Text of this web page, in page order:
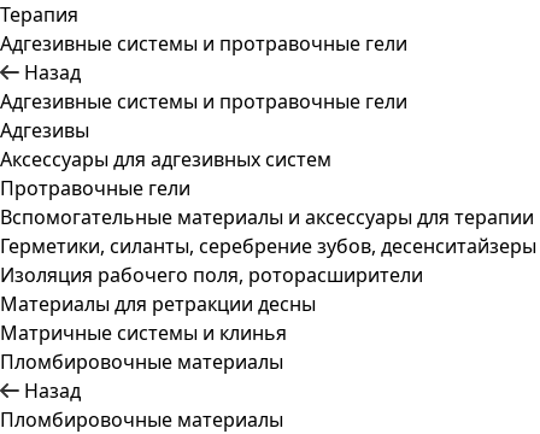
Терапия
Адгезивные системы и протравочные гели
Назад
Адгезивные системы и протравочные гели
Адгезивы
Аксессуары для адгезивных систем
Протравочные гели
Вспомогательные материалы и аксессуары для терапии
Герметики, силанты, серебрение зубов, десенситайзеры
Изоляция рабочего поля, роторасширители
Материалы для ретракции десны
Матричные системы и клинья
Пломбировочные материалы
Назад
Пломбировочные материалы